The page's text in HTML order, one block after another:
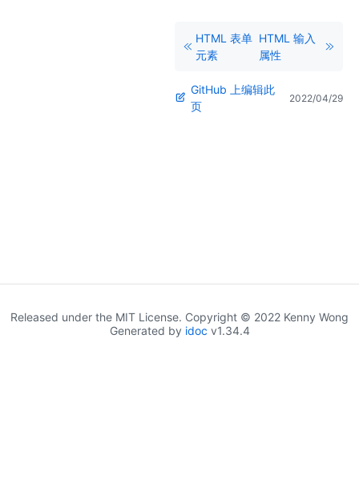
HTML 表单
元素
HTML 输入
属性
GitHub 上编辑此
页
2022/04/29
Released under the MIT License. Copyright © 2022 Kenny Wong
Generated by idoc v1.34.4